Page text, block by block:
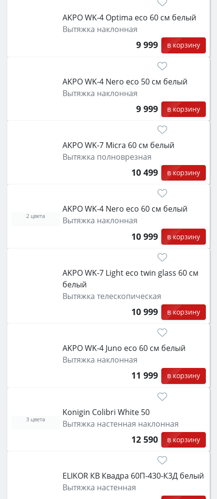
AKPO WK-4 Optima eco 60 см белый
Вытяжка наклонная
9 999 в корзину
AKPO WK-4 Nero eco 50 см белый
Вытяжка наклонная
9 999 в корзину
AKPO WK-7 Micra 60 см белый
Вытяжка полноврезная
10 499 в корзину
AKPO WK-4 Nero eco 60 см белый
Вытяжка наклонная
10 999 в корзину
2 цвета
АKPO WK-7 Light eco twin glass 60 см
белый
Вытяжка телескопическая
10 999 в корзину
AKPO WK-4 Juno eco 60 см белый
Вытяжка наклонная
11 999 в корзину
Konigin Colibri White 50
Вытяжка настенная наклонная
12 590 в корзину
3 цвета
ELIKOR КВ Квадра 60П-430-К3Д белый
Вытяжка настенная